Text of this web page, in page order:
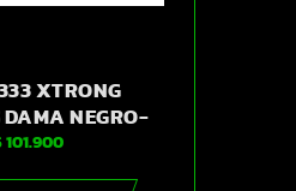
XTRONG
DAMA NEGRO-
S | SKU14267
101.900